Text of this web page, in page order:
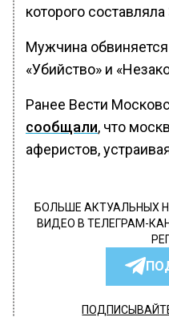
которого
Мужчина
«Убийство» и
Ранее Вести
сообщали, что
аферистов,
БОЛЬШЕ АКТУАЛЬНЫХ
ВИДЕО В ТЕЛЕГРАМ-